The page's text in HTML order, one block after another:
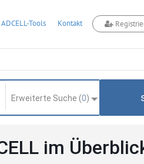
ADCELL-Tools Kontakt
Erweiterte Suche (0)
im